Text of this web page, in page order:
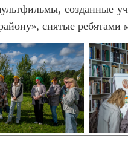
созданные
снятые ребятами